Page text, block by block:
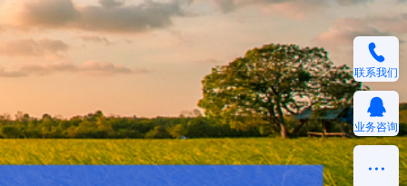
联系我们
业务咨询